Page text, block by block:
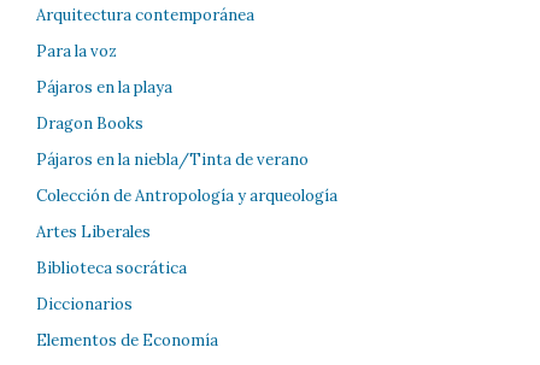
Arquitectura contemporánea
Para la voz
Pájaros en la playa
Dragon Books
Pájaros en la niebla/Tinta de verano
Colección de Antropología y arqueología
Artes Liberales
Biblioteca socrática
Diccionarios
Elementos de Economía